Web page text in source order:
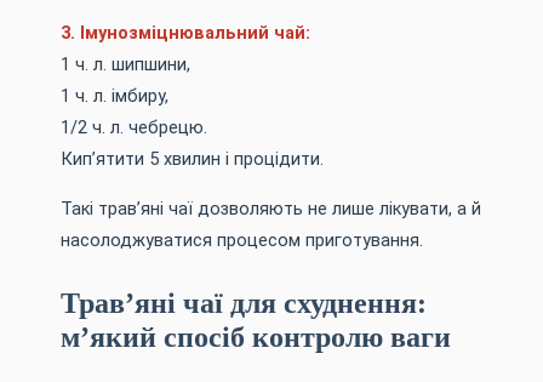
3. Імунозміцнювальний чай:
1 ч. л. шипшини,
1 ч. л. імбиру,
1/2 ч. л. чебрецю.
Кип’ятити 5 хвилин і процідити.
Такі трав’яні чаї дозволяють не лише лікувати, а й
насолоджуватися процесом приготування.
Трав’яні чаї для схуднення:
м’який спосіб контролю ваги